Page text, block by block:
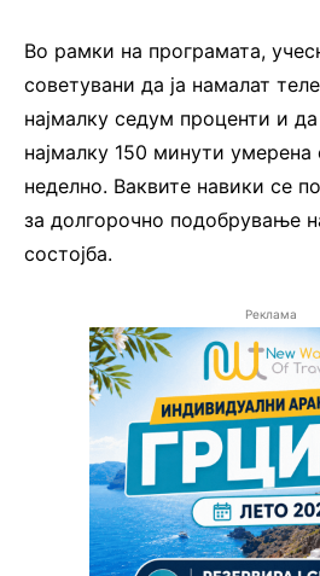
Во рамки на програмата,
советувани да ја намалат
најмалку седум проценти и
најмалку 150 минути умерена
неделно. Ваквите навики се
за долгорочно подобрување
состојба.
Реклама